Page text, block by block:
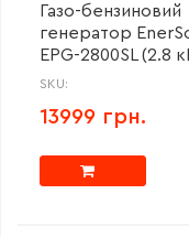
Газо-бензиновий
генератор
EPG-2800SL (2.8
SKU:
13999 грн.